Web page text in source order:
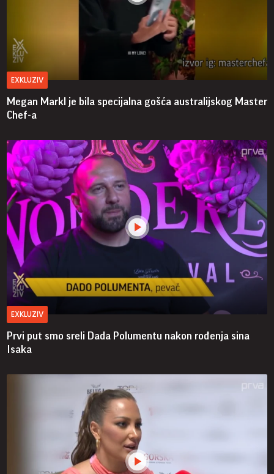
EXKLUZIV
Megan Markl je bila specijalna gošća australijskog Master
Chef-a
EXKLUZIV
Prvi put smo sreli Dada Polumentu nakon rođenja sina
Isaka